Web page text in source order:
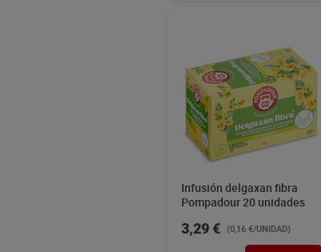
Infusión delgaxan fibra
Pompadour 20 unidades
3,29 € (0,16 €/UNIDAD)